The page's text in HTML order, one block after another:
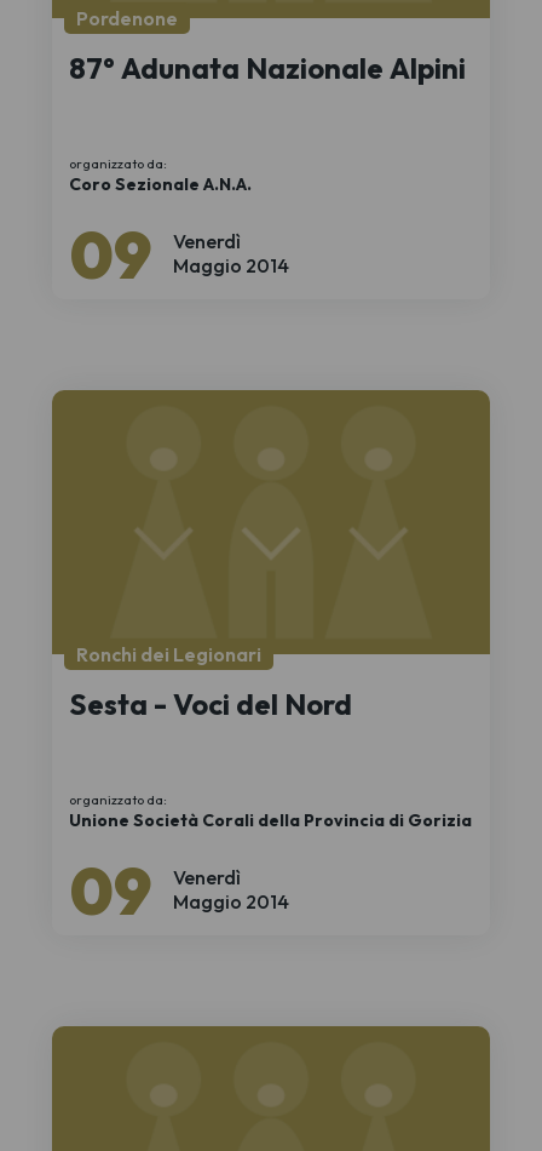
Venerdì
09 Maggio 2014
Pordenone
87° Adunata Nazionale Alpini
organizzato da:
Coro Sezionale A.N.A.
Venerdì
09 Maggio 2014
Ronchi dei Legionari
Sesta - Voci del Nord
organizzato da:
Unione Società Corali della Provincia di Gorizia